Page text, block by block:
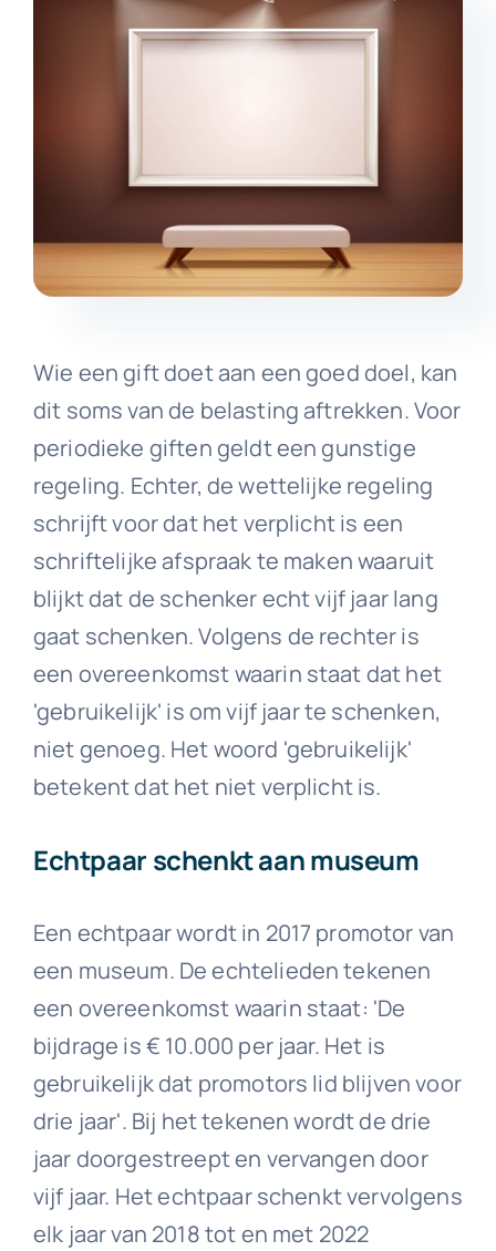
Wie een gift doet aan een goed doel, kan
dit soms van de belasting aftrekken. Voor
periodieke giften geldt een gunstige
regeling. Echter, de wettelijke regeling
schrijft voor dat het verplicht is een
schriftelijke afspraak te maken waaruit
blijkt dat de schenker echt vijf jaar lang
gaat schenken. Volgens de rechter is
een overeenkomst waarin staat dat het
'gebruikelijk' is om vijf jaar te schenken,
niet genoeg. Het woord 'gebruikelijk'
betekent dat het niet verplicht is.
Echtpaar schenkt aan museum
Een echtpaar wordt in 2017 promotor van
een museum. De echtelieden tekenen
een overeenkomst waarin staat: 'De
bijdrage is € 10.000 per jaar. Het is
gebruikelijk dat promotors lid blijven voor
drie jaar'. Bij het tekenen wordt de drie
jaar doorgestreept en vervangen door
vijf jaar. Het echtpaar schenkt vervolgens
elk jaar van 2018 tot en met 2022